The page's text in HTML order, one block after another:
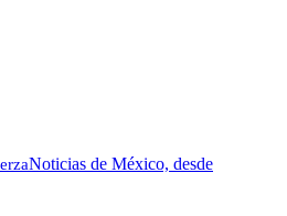
Noticias de México, desde